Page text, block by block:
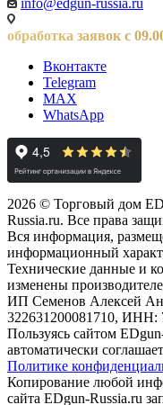
info@edgun-russia.ru
обработка заявок с
Вконтакте
Telegram
MAX
WhatsApp
2026 © Торговый дом
Russia.ru. Все права
Вся информация,
информационный
Технические данные и
изменены
ИП Семенов Алексей
322631200081710, ИНН:
Пользуясь сайтом
автоматически
Политике
Копирование любой
сайта EDgun-Russia.ru